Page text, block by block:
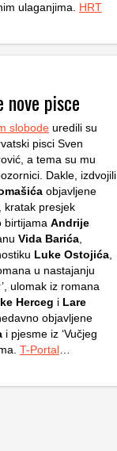
ulaganjima. HRT
pisce
slobode uredili su
pisci Sven
a tema su mu
Dakle, izdvojili
objavljene
kratak presjek
birtijama Andrije
Vida Barića
Luke Ostojića
u nastajanju
ulomak iz romana
Herceg i Lare
objavljene
i pjesme iz ‘Vučjeg
T-Portal